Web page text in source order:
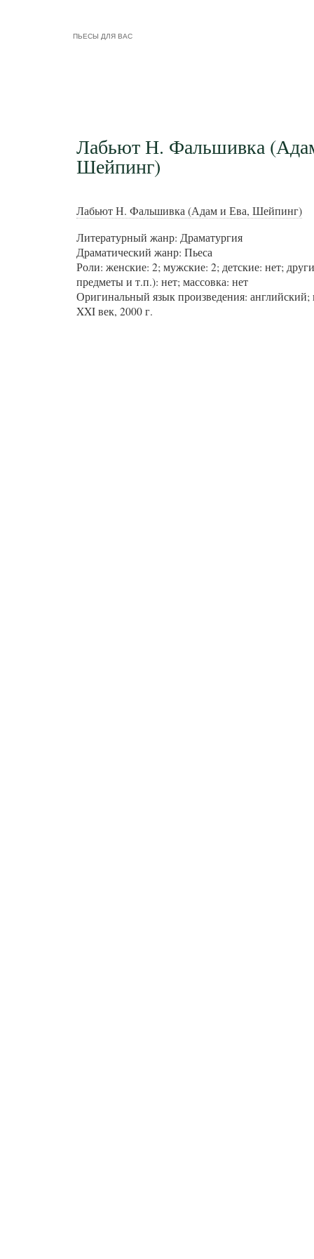
ПЬЕСЫ ДЛЯ ВАС
Лабьют Н. Фальшивка
Шейпинг)
Лабьют Н. Фальшивка (Адам и Ева, Шейпинг)
Литературный жанр: Драматургия
Драматический жанр: Пьеса
Роли: женские: 2; мужские: 2; детские: нет;
предметы и т.п.): нет; массовка: нет
Оригинальный язык произведения: английский;
XXI век, 2000 г.